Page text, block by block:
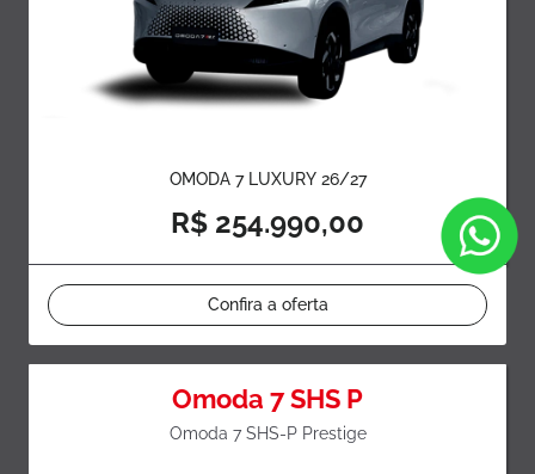
OMODA 7 LUXURY 26/27
R$ 254.990,00
Confira a oferta
Omoda 7 SHS P
Omoda 7 SHS-P Prestige